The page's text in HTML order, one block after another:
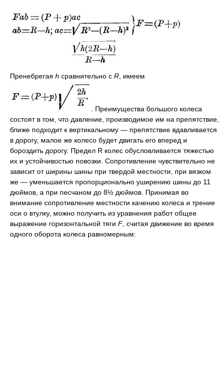
Пренебрегая h сравнительно с R , имеем
. Преимущества большого колеса
состоят в том, что давление, производимое им на препятствие,
ближе подходит к вертикальному — препятствие вдавливается
в дорогу, малое же колесо будет двигать его вперед и
бороздить дорогу. Предел R колес обусловливается тяжестью
их и устойчивостью повозки. Сопротивление чувствительно не
зависит от ширины шины при твердой местности, при вязком
же — уменьшается пропорционально уширению шины до 11
дюймов, а при песчаном до 8½ дюймов. Принимая во
внимание сопротивление местности качению колеса и трение
оси о втулку, можно получить из уравнения работ общее
выражение горизонтальной тяги F, считая движение во время
одного оборота колеса равномерным: